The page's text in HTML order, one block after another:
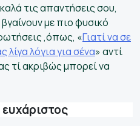
τις απαντήσεις σου,
με πιο φυσικό
,όπως, «Γιατί να σε
λίγα λόγια για σένα» αντί
τί ακριβώς μπορεί να